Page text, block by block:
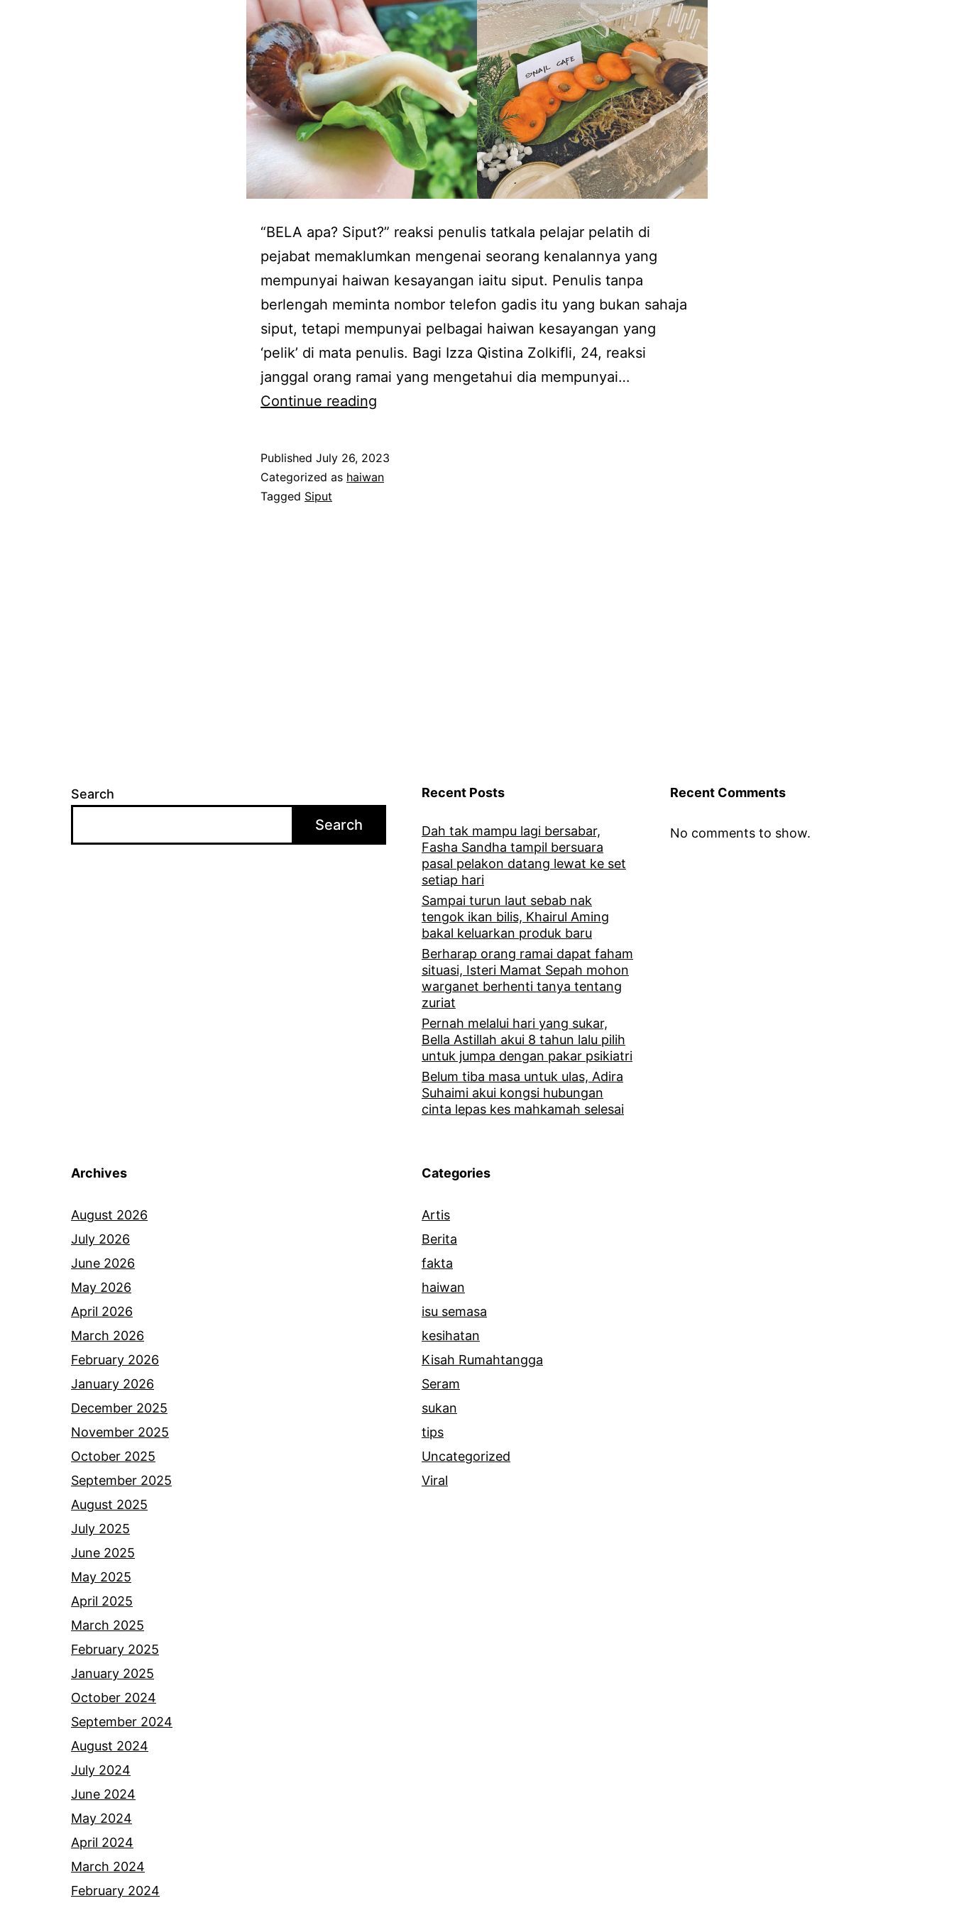
“BELA apa? Siput?” reaksi penulis tatkala pelajar pelatih di
pejabat memaklumkan mengenai seorang kenalannya yang
mempunyai haiwan kesayangan iaitu siput. Penulis tanpa
berlengah meminta nombor telefon gadis itu yang bukan sahaja
siput, tetapi mempunyai pelbagai haiwan kesayangan yang
‘pelik’ di mata penulis. Bagi Izza Qistina Zolkifli, 24, reaksi
janggal orang ramai yang mengetahui dia mempunyai…
Continue reading
Fulica
Published July 26, 2023
Categorized as haiwan
Tagged Siput
Search
Search
Recent Posts
Dah tak mampu lagi bersabar,
Fasha Sandha tampil bersuara
pasal pelakon datang lewat ke set
setiap hari
Sampai turun laut sebab nak
tengok ikan bilis, Khairul Aming
bakal keluarkan produk baru
Berharap orang ramai dapat faham
situasi, Isteri Mamat Sepah mohon
warganet berhenti tanya tentang
zuriat
Pernah melalui hari yang sukar,
Bella Astillah akui 8 tahun lalu pilih
untuk jumpa dengan pakar psikiatri
Belum tiba masa untuk ulas, Adira
Suhaimi akui kongsi hubungan
cinta lepas kes mahkamah selesai
Recent Comments
No comments to show.
Archives
August 2026
July 2026
June 2026
May 2026
April 2026
March 2026
February 2026
January 2026
December 2025
November 2025
October 2025
September 2025
August 2025
July 2025
June 2025
May 2025
April 2025
March 2025
February 2025
January 2025
October 2024
September 2024
August 2024
July 2024
June 2024
May 2024
April 2024
March 2024
February 2024
Categories
Artis
Berita
fakta
haiwan
isu semasa
kesihatan
Kisah Rumahtangga
Seram
sukan
tips
Uncategorized
Viral